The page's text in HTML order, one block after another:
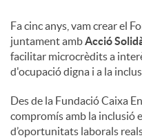
a
l
s
Fa cinc anys, vam crear el
juntament ambAcció
facilitar microcrèdits a
d'ocupació digna i a la
Des de la Fundació Caixa
compromís amb la inclusió
d’oportunitats laborals